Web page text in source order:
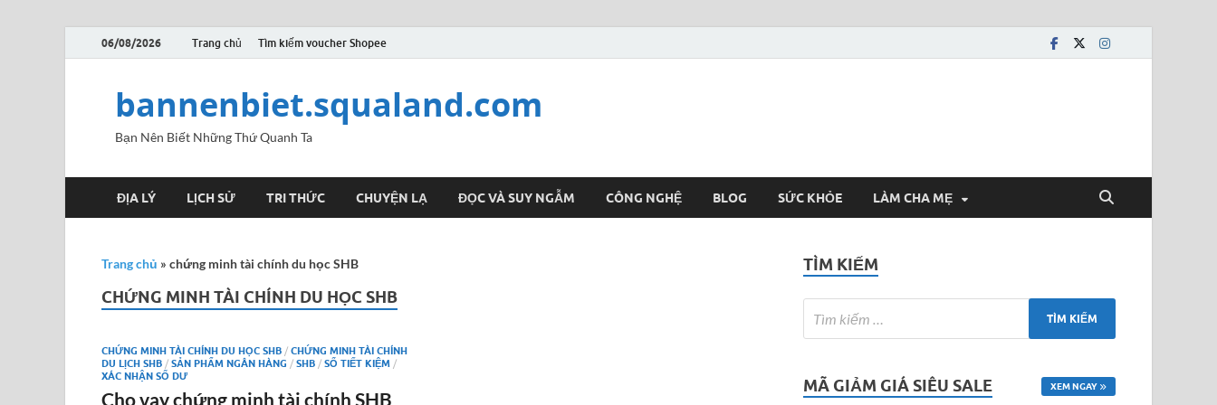
06/08/2026 Trang chủ Tìm kiếm voucher Shopee
bannenbiet.squaland.com
Bạn Nên Biết Những Thứ Quanh Ta
ĐỊA LÝ LỊCH SỬ TRI THỨC CHUYỆN LẠ ĐỌC VÀ SUY NGẪM CÔNG NGHỆ BLOG SỨC KHỎE LÀM CHA MẸ
Trang chủ » chứng minh tài chính du học SHB
CHỨNG MINH TÀI CHÍNH DU HỌC SHB
CHỨNG MINH TÀI CHÍNH DU HỌC SHB / CHỨNG MINH TÀI CHÍNH
DU LỊCH SHB / SẢN PHẨM NGÂN HÀNG / SHB / SỔ TIẾT KIỆM /
XÁC NHẬN SỐ DƯ
Cho vay chứng minh tài chính SHB
TÌM KIẾM
MÃ GIẢM GIÁ SIÊU SALE XEM NGAY